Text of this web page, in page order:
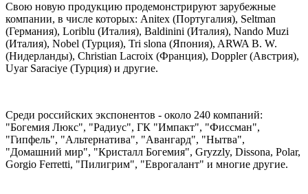
Свою новую продукцию продемонстрируют зарубежные
компании, в числе которых: Anitex (Португалия), Seltman
(Германия), Loriblu (Италия), Baldinini (Италия), Nando Muzi
(Италия), Nobel (Турция), Tri slona (Япония), ARWA B. W.
(Нидерланды), Christian Lacroix (Франция), Doppler (Австрия),
Uyar Saraciye (Турция) и другие.
Среди российских экспонентов - около 240 компаний:
"Богемия Люкс", "Радиус", ГК "Импакт", "Фиссман",
"Гипфель", "Альтернатива", "Авангард", "Нытва",
"Домашний мир", "Кристалл Богемия", Gryzzly, Dissona, Polar,
Gorgio Ferretti, "Пилигрим", "Еврогалант" и многие другие.